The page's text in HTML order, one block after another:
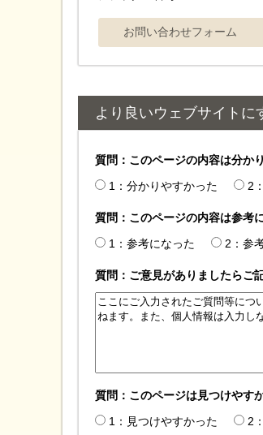
より良いウェブサイトに
質問：このページの内容は分か
1：分かりやすかった
2
質問：このページの内容は参考
1：参考になった
2：参
質問：ご意見がありましたらご
質問：このページは見つけやす
1：見つけやすかった
2